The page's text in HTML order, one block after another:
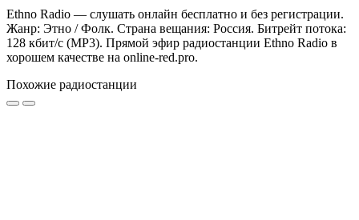
Ethno Radio — слушать онлайн бесплатно и без регистрации.
Жанр: Этно / Фолк. Страна вещания: Россия. Битрейт потока:
128 кбит/с (MP3). Прямой эфир радиостанции Ethno Radio в
хорошем качестве на online-red.pro.
Похожие радиостанции